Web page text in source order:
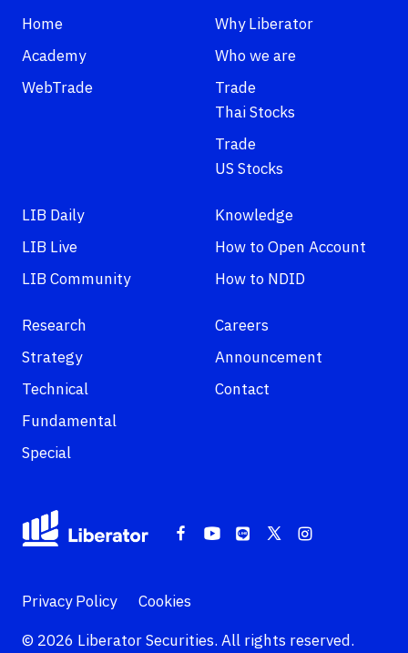
Home
Academy
WebTrade
Why Liberator
Who we are
Trade
Thai Stocks
Trade
US Stocks
LIB Daily
LIB Live
LIB Community
Knowledge
How to Open Account
How to NDID
Research
Strategy
Technical
Fundamental
Special
Careers
Announcement
Contact
Privacy Policy
Cookies
© 2026 Liberator Securities. All rights reserved.